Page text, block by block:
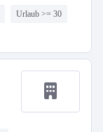
Urlaub >= 30